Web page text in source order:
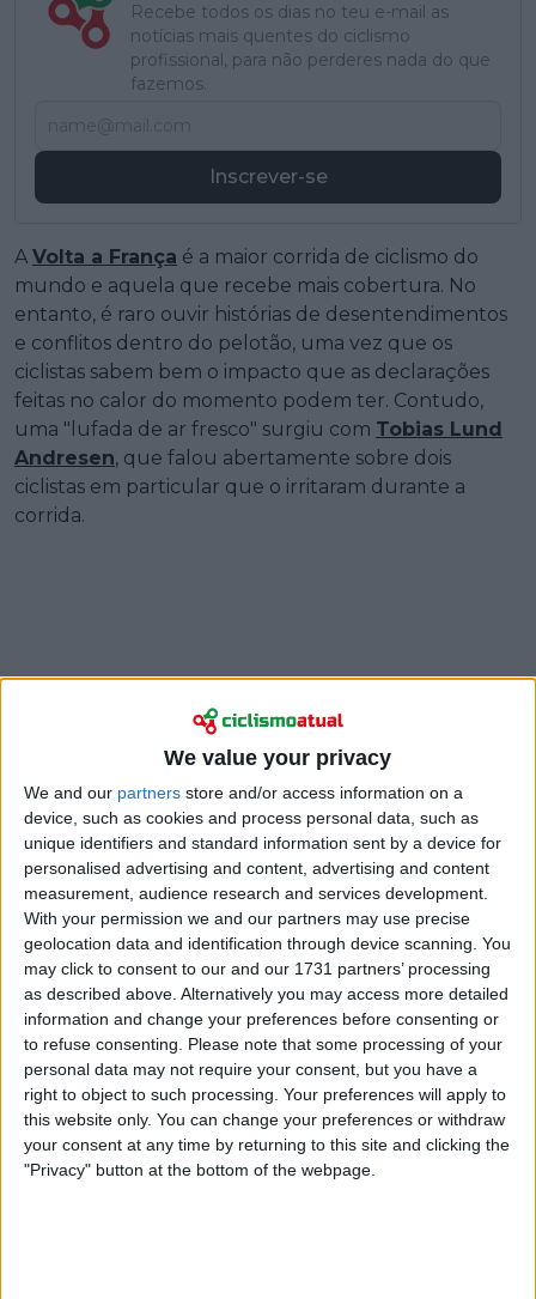
We value your privacy
We and our partners store and/or access information on a
device, such as cookies and process personal data, such as
unique identifiers and standard information sent by a device for
personalised advertising and content, advertising and content
measurement, audience research and services development.
With your permission we and our partners may use precise
geolocation data and identification through device scanning. You
may click to consent to our and our 1731 partners’ processing
as described above. Alternatively you may access more detailed
information and change your preferences before consenting or
to refuse consenting.
Please note that some processing of your
personal data may not require your consent, but you have a
right to object to such processing. Your preferences will apply to
this website only. You can change your preferences or withdraw
your consent at any time by returning to this site and clicking the
"Privacy" button at the bottom of the webpage.
Recebe todos os dias no teu e-mail as
notícias mais quentes do ciclismo
profissional, para não perderes nada do que
fazemos.
Inscrever-se
A Volta a França é a maior corrida de ciclismo do
mundo e aquela que recebe mais cobertura. No
entanto, é raro ouvir histórias de desentendimentos
e conflitos dentro do pelotão, uma vez que os
ciclistas sabem bem o impacto que as declarações
feitas no calor do momento podem ter. Contudo,
uma "lufada de ar fresco" surgiu com Tobias Lund
Andresen, que falou abertamente sobre dois
ciclistas em particular que o irritaram durante a
corrida.
O dinamarquês, ciclista daTeam Picnic PostNL,
estreou-se no Tour, numa função de apoio a Pavel
BittnereOscar Onley, embora também tinha a
possibilidade de explorar as suas próprias
oportunidades de sprint, deu algumas ideias sobre as
táticas da Visma e a tensão entre Tadej Pogacar e a
equipa neerlandesa. No entanto, o jovem de 22 anos